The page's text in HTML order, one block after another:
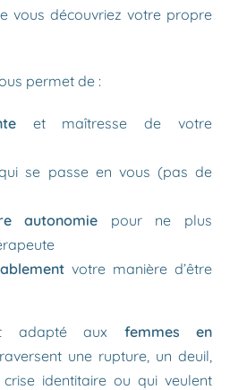
vous découvriez votre propre
permet de :
et maîtresse de votre
se passe en vous (pas de
autonomie pour ne plus
votre manière d’être
adapté aux femmes en
une rupture, un deuil,
identitaire ou qui veulent